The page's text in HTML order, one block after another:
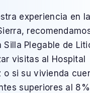
experiencia en
,
Silla Plegable de
visitas al Hospital
o si su vivienda
superiores al